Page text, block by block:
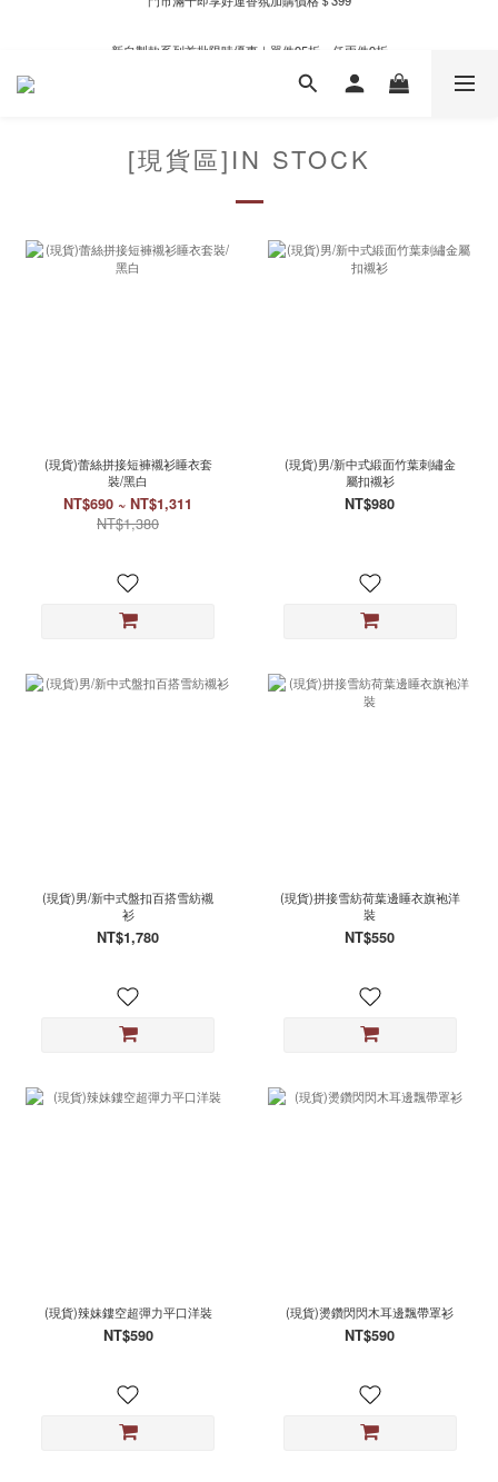
門市滿千即享好運香氛加購價格＄399
[現貨區]IN STOCK
(現貨)蕾絲拼接短褲襯衫睡衣套
裝/黑白
NT$690 ~ NT$1,311
NT$1,380
(現貨)男/新中式緞面竹葉刺繡金
屬扣襯衫
NT$980
(現貨)男/新中式盤扣百搭雪紡襯
衫
NT$1,780
(現貨)拼接雪紡荷葉邊睡衣旗袍洋
裝
NT$550
(現貨)辣妹鏤空超彈力平口洋裝
NT$590
(現貨)燙鑽閃閃木耳邊飄帶罩衫
NT$590